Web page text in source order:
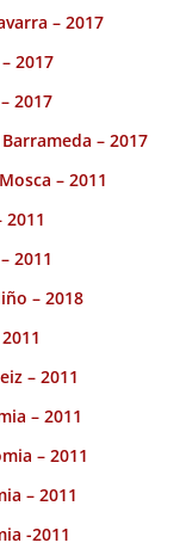
– 2017
2017
2017
– 2017
– 2011
2011
2011
– 2018
– 2011
– 2011
– 2011
– 2011
-2011